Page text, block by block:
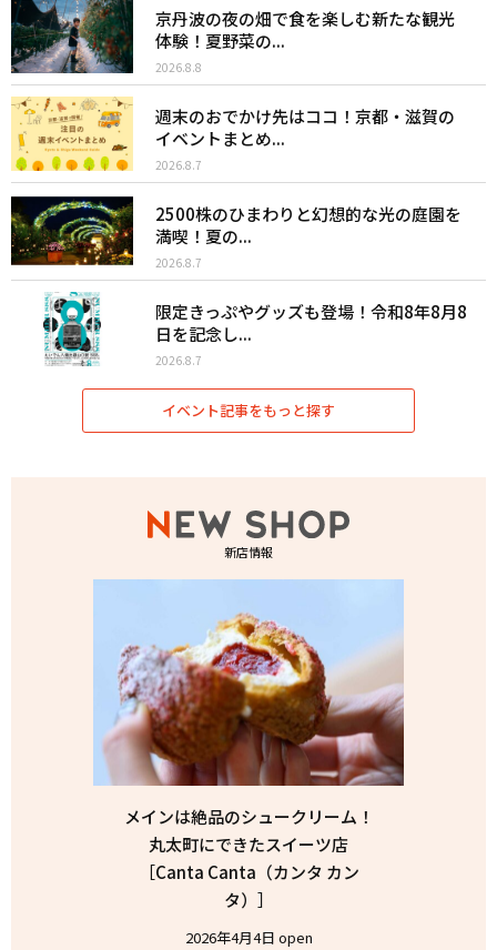
京丹波の夜の畑で食を楽しむ新たな観光
体験！夏野菜の...
2026.8.8
週末のおでかけ先はココ！京都・滋賀の
イベントまとめ...
2026.8.7
2500株のひまわりと幻想的な光の庭園を
満喫！夏の...
2026.8.7
限定きっぷやグッズも登場！令和8年8月8
日を記念し...
2026.8.7
イベント記事をもっと探す
新店情報
メインは絶品のシュークリーム！
丸太町にできたスイーツ店
［Canta Canta（カンタ カン
タ）］
2026年4月4日 open